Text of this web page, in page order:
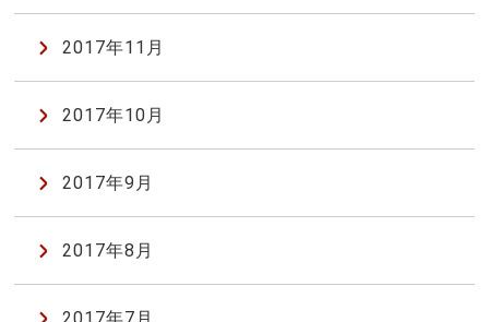
2017年11月
2017年10月
2017年9月
2017年8月